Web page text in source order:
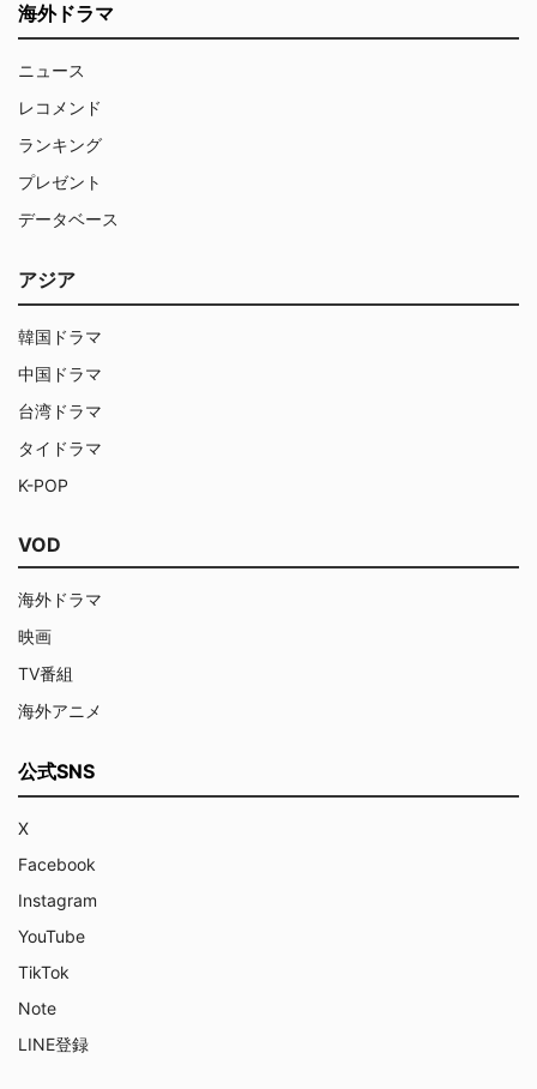
海外ドラマ
ニュース
レコメンド
ランキング
プレゼント
データベース
アジア
韓国ドラマ
中国ドラマ
台湾ドラマ
タイドラマ
K-POP
VOD
海外ドラマ
映画
TV番組
海外アニメ
公式SNS
X
Facebook
Instagram
YouTube
TikTok
Note
LINE登録